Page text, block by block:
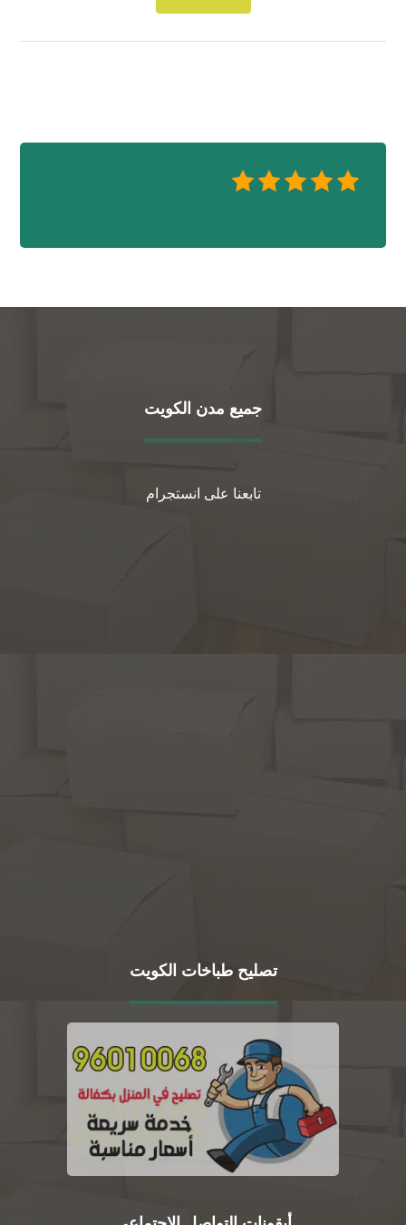
جميع مدن الكويت
تابعنا على انستجرام
تصليح طباخات الكويت